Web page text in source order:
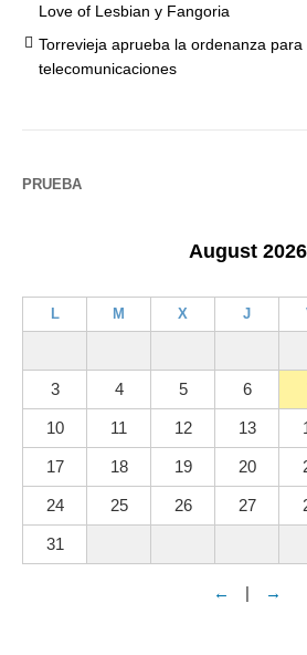
Love of Lesbian y Fangoria
Torrevieja aprueba la ordenanza
telecomunicaciones
PRUEBA
August 2026
L M X J
3 4 5 6
10 11 12 13
17 18 19 20
24 25 26 27
31
← →